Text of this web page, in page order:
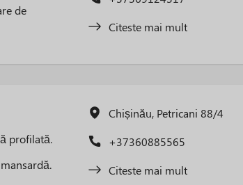
de
Citeste mai mult
profilată.
Chișinău, Petricani 88/4
+37360885565
Citeste mai mult